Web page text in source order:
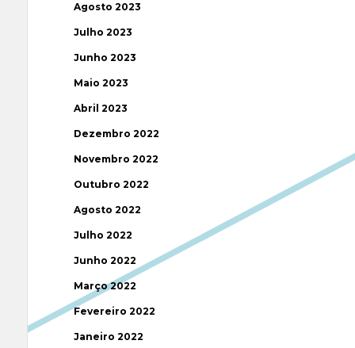
Agosto 2023
Julho 2023
Junho 2023
Maio 2023
Abril 2023
Dezembro 2022
Novembro 2022
Outubro 2022
Agosto 2022
Julho 2022
Junho 2022
Março 2022
Fevereiro 2022
Janeiro 2022